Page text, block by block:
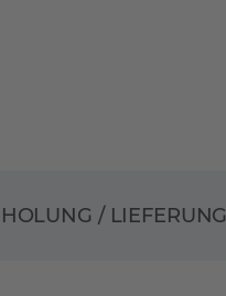
/ LIEFERUNG